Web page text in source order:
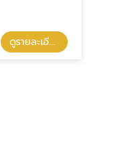
ดูรายละเอียด